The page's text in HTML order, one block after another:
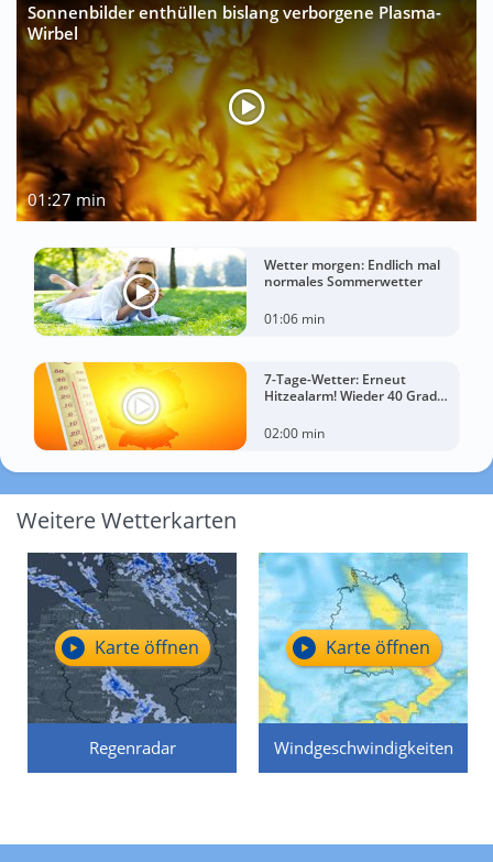
Sonnenbilder enthüllen bislang verborgene Plasma-
Wirbel
01:27 min
Wetter morgen: Endlich mal
normales Sommerwetter
01:06 min
7-Tage-Wetter: Erneut
Hitzealarm! Wieder 40 Grad
02:00 min
Weitere Wetterkarten
Regenradar
Karte öffnen
Windgeschwindigkeiten
Karte öffnen